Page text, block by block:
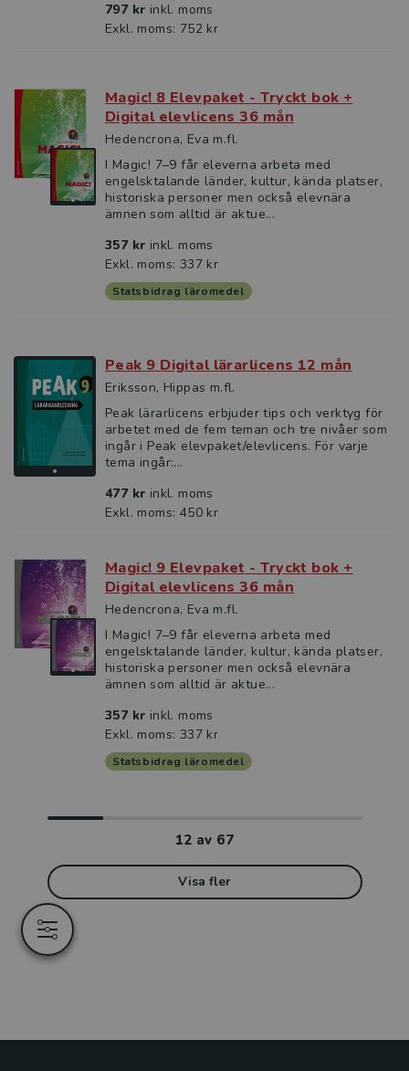
797 kr inkl. moms
Exkl. moms: 752 kr
Magic! 8 Elevpaket - Tryckt bok +
Digital elevlicens 36 mån
Hedencrona, Eva m.fl.
I Magic! 7–9 får eleverna arbeta med
engelsktalande länder, kultur, kända platser,
historiska personer men också elevnära
ämnen som alltid är aktue...
357 kr inkl. moms
Exkl. moms: 337 kr
Statsbidrag läromedel
Peak 9 Digital lärarlicens 12 mån
Eriksson, Hippas m.fl.
Peak lärarlicens erbjuder tips och verktyg för
arbetet med de fem teman och tre nivåer som
ingår i Peak elevpaket/elevlicens. För varje
tema ingår:...
477 kr inkl. moms
Exkl. moms: 450 kr
Magic! 9 Elevpaket - Tryckt bok +
Digital elevlicens 36 mån
Hedencrona, Eva m.fl.
I Magic! 7–9 får eleverna arbeta med
engelsktalande länder, kultur, kända platser,
historiska personer men också elevnära
ämnen som alltid är aktue...
357 kr inkl. moms
Exkl. moms: 337 kr
Statsbidrag läromedel
12 av 67
Visa fler